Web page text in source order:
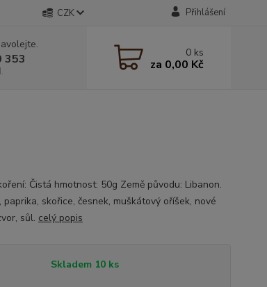
CZK Přihlášení
353 0 ks
za 0,00 Kč
Čistá hmotnost: 50g Země původu: Libanon.
paprika, skořice, česnek, muškátový oříšek, nové
sůl. celý popis
Skladem 10 ks